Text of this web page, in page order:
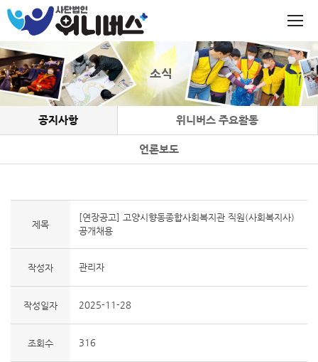
소식
공지사항 위니버스 주요활동
언론보도
제목
[연장공고] 고양시향동종합사회복지관 직원(사회복지사)
공개채용
작성자 관리자
작성일자 2025-11-28
조회수 316